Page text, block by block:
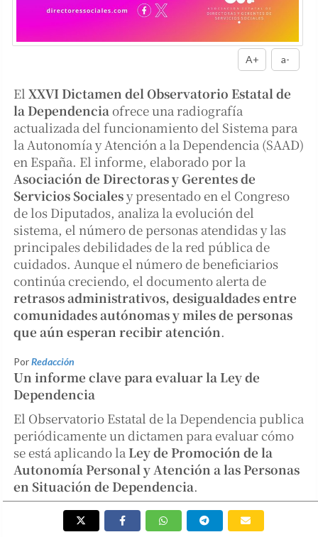
A+ a-
El XXVI Dictamen del Observatorio Estatal de
la Dependenciaofrece una radiografía
actualizada del funcionamiento del Sistema para
la Autonomía y Atención a la Dependencia (SAAD)
en España. El informe, elaborado por la
Asociación de Directoras y Gerentes de
Servicios Socialesy presentado en el Congreso
de los Diputados, analiza la evolución del
sistema, el número de personas atendidas y las
principales debilidades de la red pública de
cuidados. Aunque el número de beneficiarios
continúa creciendo, el documento alerta de
retrasos administrativos, desigualdades entre
comunidades autónomas y miles de personas
que aún esperan recibir atención.
PorRedacción
Un informe clave para evaluar la Ley de
Dependencia
El Observatorio Estatal de la Dependencia publica
periódicamente un dictamen para evaluar cómo
se está aplicando la Ley de Promoción de la
Autonomía Personal y Atención a las Personas
en Situación de Dependencia.
Este análisis se ha convertido en uno de los
informes de referencia para comprender el